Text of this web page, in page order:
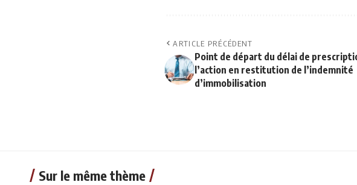
ARTICLE PRÉCÉDENT
Point de départ du délai de
l’action en restitution de l’indemnité
d’immobilisation
Sur le même thème